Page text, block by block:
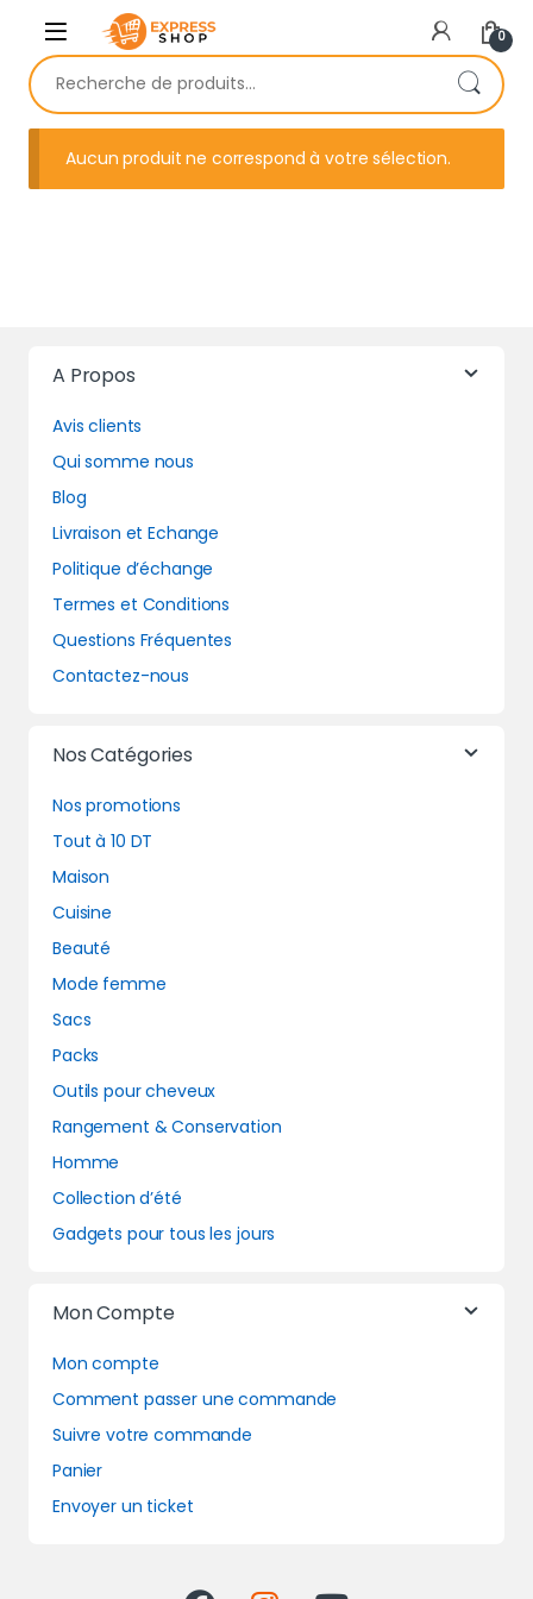
Skip to navigation
Skip to content
0
Recherche pour :
Aucun produit ne correspond à votre sélection.
A Propos
Avis clients
Qui somme nous
Blog
Livraison et Echange
Politique d’échange
Termes et Conditions
Questions Fréquentes
Contactez-nous
Nos Catégories
Nos promotions
Tout à 10 DT
Maison
Cuisine
Beauté
Mode femme
Sacs
Packs
Outils pour cheveux
Rangement & Conservation
Homme
Collection d’été
Gadgets pour tous les jours
Mon Compte
Mon compte
Comment passer une commande
Suivre votre commande
Panier
Envoyer un ticket